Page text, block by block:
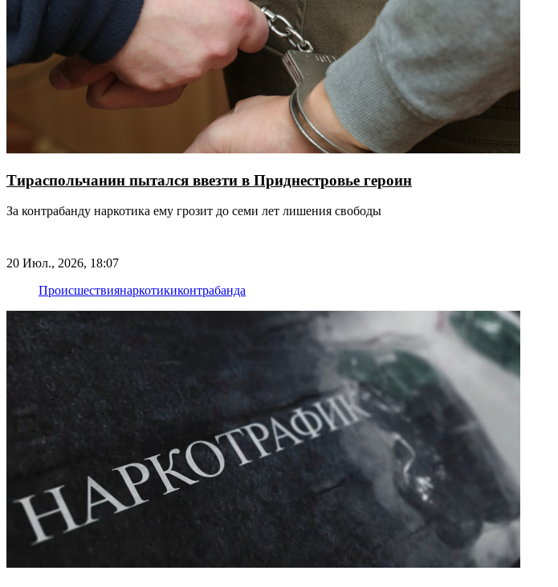
Тираспольчанин пытался ввезти в Приднестровье героин
За контрабанду наркотика ему грозит до семи лет лишения свободы
20 Июл., 2026, 18:07
Происшествиянаркотикиконтрабанда